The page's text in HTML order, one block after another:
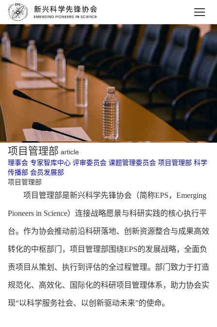
项目管理部 article
理事会 专家智库中心 评审委员会 课题管理委员会 项目管理部 科学
传播部 会员发展部
项目管理部
项目管理部是新兴科学先锋协会（简称EPS，Emerging
Pioneers in Science）连接战略愿景与科研实践的核心执行平
台。作为协会推动前沿科研落地、创新资源整合与成果高效
转化的中枢部门，项目管理部围绕EPS的发展战略，全面负
责项目从策划、执行到评估的全过程管理。部门致力于打造
规范化、高效化、国际化的科研项目管理体系，助力协会实
现“以科学服务社会、以创新驱动未来”的使命。